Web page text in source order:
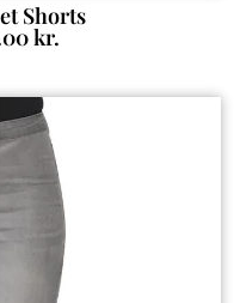
Shorts
kr.